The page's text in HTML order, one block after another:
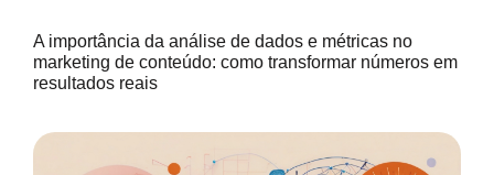
A importância da análise de dados e métricas no
marketing de conteúdo: como transformar números em
resultados reais